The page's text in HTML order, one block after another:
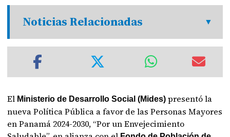
Noticias Relacionadas
El Ministerio de Desarrollo Social (Mides)presentó la
nueva Política Pública a favor de las Personas Mayores
en Panamá 2024-2030, “Por un Envejecimiento